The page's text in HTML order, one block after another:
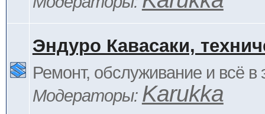
Эндуро Кавасаки,
Ремонт, обслуживание и всё в
Модераторы: Karukka